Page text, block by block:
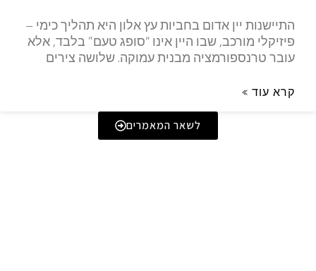
התיישנות יין אדום בחביות עץ אלון היא תהליך כימי –
פיזיקלי מורכב, שבו היין אינו “סופג טעם” בלבד, אלא
עובר טרנספורמציה מבנית עמוקה. שלושה צירים
קרא עוד »
לשאר המאמרים